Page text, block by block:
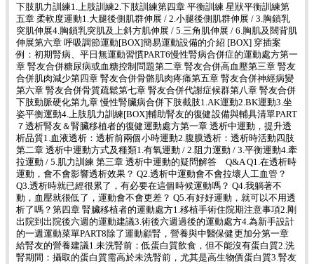
下肢肌力訓練1.上肢訓練2.下肢訓練第四章 平衡訓練 星狀平衡訓練第
五章 柔軟度運動1.大腿後側肌群伸展 / 2.小腿後側肌群伸展 / 3.胸鎖乳
突肌伸展4.胸鎖乳突肌及上斜方肌伸展 / 5.三角肌伸展 / 6.胸肌及闊背肌
伸展第六章 呼吸調節運動[BOX]簡易運動設備的介紹 [BOX] 穿插案
例：初期腎病、平日無運動習慣PART6慢性腎病合併症的運動處方第一
章 腎友合併糖尿病或血糖控制問題第二章 腎友合併高血壓第三章 腎友
合併肌肉減少第四章 腎友合併骨骼肌肉疼痛第五章 腎友合併神經病變
第六章 腎友合併骨質疏鬆第七章 腎友合併代謝症候群第八章 腎友合併
下肢動脈硬化第九章 慢性腎臟病合併下肢截肢1.AK運動2.BK運動3.坐
姿平衡運動4.上肢肌力訓練[BOX]輔助腎友的復健設備與輔具清單PART
７透析腎友＆腎臟移植者的復健運動處方第一章 透析中運動，提升透
析品質1.血液透析：透析前兩個小時運動2.腹膜透析：透析時活動四肢
第二章 透析中運動方式及種類1.有氧運動 / 2.阻力運動 / 3.平衡運動4.牽
拉運動 / 5.肌力訓練 第三章 透析中運動的疑問解答 Q&A Q1.在透析時
運動，會不會影響透析效果？ Q2.透析中運動會不會拉壞人工血管？
Q3.透析時就已經很累了，有必要在這個時候運動嗎？ Q4.我躺著不
動，血壓就很低了，運動會不會更差？ Q5.有好好運動，就可以不用透
析了嗎？第四章 腎臟移植者的運動處方1.移植手術住院期注意事項2.剛
出院到出院後六週的運動建議3.術後六週過後的運動處方4.為新手設計
的一週運動菜單PART8除了運動顧腎，營養與中醫保健更加分第一章
給腎友的營養建議1.未洗腎前：低蛋白質飲食，但不能沒有蛋白質2.洗
腎期間：攝取的蛋白質需高於未洗腎前，尤其是高生物價蛋白質3.腎友